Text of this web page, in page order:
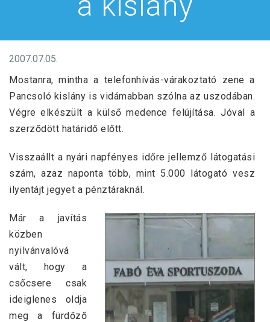
2007.07.05.
Mostanra, mintha a telefonhívás-várakoztató zene a
Pancsoló kislány is vidámabban szólna az uszodában.
Végre elkészült a külső medence felújítása. Jóval a
szerződött határidő előtt.
Visszaállt a nyári napfényes időre jellemző látogatási
szám, azaz naponta több, mint 5.000 látogató vesz
ilyentájt jegyet a pénztáraknál.
Már a javítás
közben
nyilvánvalóvá
vált, hogy a
csőcsere csak
ideiglenes oldja
meg a fürdőző